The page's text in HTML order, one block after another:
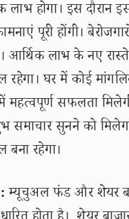
लाभ होगा। इस दौरान
पूरी होंगी।
आर्थिक लाभ के नए
रहेगा। घर में कोई
में महत्वपूर्ण सफलता
सुनने को
बना रहेगा।
म्यूचुअल फंड और शेयर